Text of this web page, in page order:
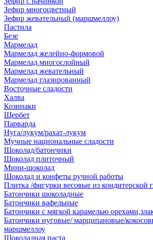
Зефир многоцветный
Зефир жевательный (маршмеллоу)
Пастила
Безе
Мармелад
Мармелад желейно-формовой
Мармелад многослойный
Мармелад жевательный
Мармелад глазированный
Восточные сладости
Халва
Козинаки
Щербет
Парварда
Нуга/лукум/рахат-лукум
Мучные национальные сладости
Шоколад/батончики
Шоколад плиточный
Мини-шоколад
Шоколад и конфеты ручной работы
Плитка /фигурки весовые из кондитерской
Батончики шоколадные
Батончики вафельные
Батончики с мягкой карамелью
Батончики нуговые/ марципановые/
маршмеллоу
Шоколадная паста